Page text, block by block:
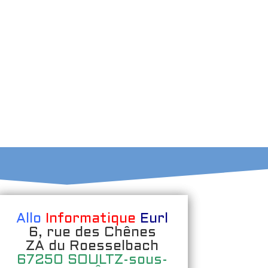
Allo Informatique Eurl
6, rue des Chênes
ZA du Roesselbach
67250 SOULTZ-sous-